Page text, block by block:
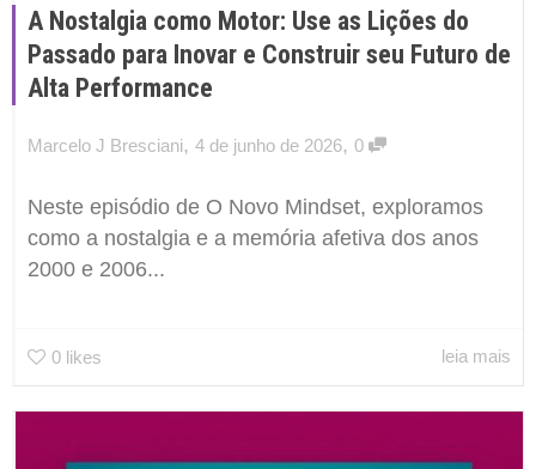
A Nostalgia como Motor: Use as Lições do
Passado para Inovar e Construir seu Futuro de
Alta Performance
Marcelo J Bresciani, 4 de junho de 2026, 0
Neste episódio de O Novo Mindset, exploramos
como a nostalgia e a memória afetiva dos anos
2000 e 2006...
0 likes leia mais